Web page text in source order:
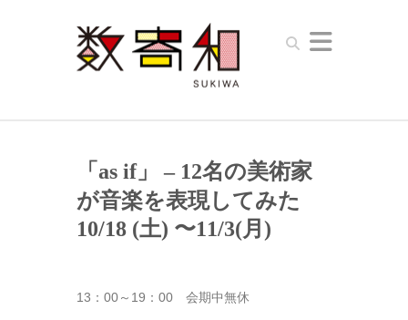
Search
「as if」 – 12名の美術家
が音楽を表現してみた
10/18 (土) 〜11/3(月)
13：00～19：00 会期中無休